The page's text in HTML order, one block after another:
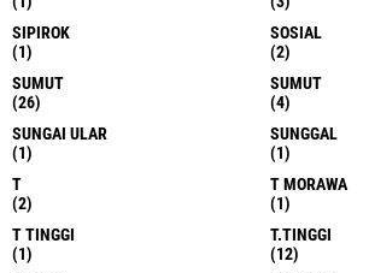
SIPIROK
(1)
SOSIAL
(2)
SUMUT
(26)
SUMUT
(4)
SUNGAI ULAR
(1)
SUNGGAL
(1)
T
(2)
T MORAWA
(1)
T TINGGI
(1)
T.TINGGI
(12)